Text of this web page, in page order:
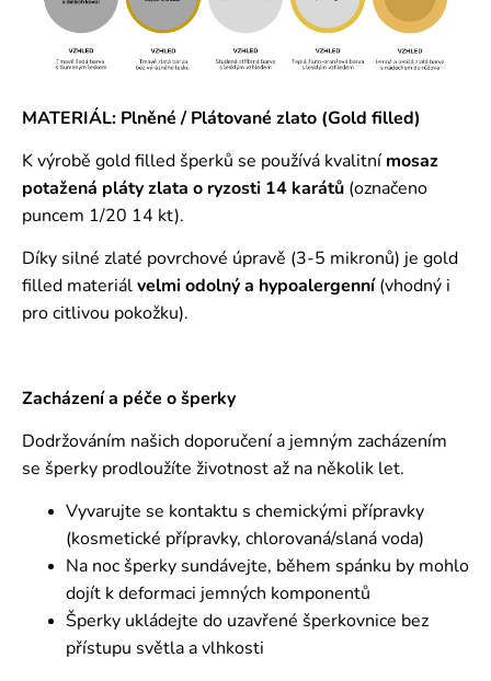
MATERIÁL: Plněné / Plátované zlato (Gold filled)
K výrobě gold filled šperků se používá kvalitní mosaz
potažená pláty zlata o ryzosti 14 karátů (označeno
puncem 1/20 14 kt).
Díky silné zlaté povrchové úpravě (3-5 mikronů) je gold
filled materiálvelmi odolný a hypoalergenní(vhodný i
pro citlivou pokožku).
Zacházení a péče o šperky
Dodržováním našich doporučení a jemným zacházením
se šperky prodloužíte životnost až na několik let.
Vyvarujte se kontaktu s chemickými přípravky
(kosmetické přípravky, chlorovaná/slaná voda)
Na noc šperky sundávejte, během spánku by mohlo
dojít k deformaci jemných komponentů
Šperky ukládejte do uzavřené šperkovnice bez
přístupu světla a vlhkosti